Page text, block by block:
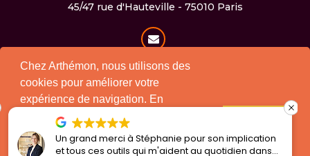
45/47 rue d'Hauteville - 75010 Paris
contact@arthemon.com
01 40 30 25 71
Un grand merci à Stéphanie pour son implication
et tous ces outils qui m'aident au quotidien dans
Chez Arthémon, nous utilisons des
cookies pour améliorer votre
expérience de navigation. En
continuant à utiliser notre site, vous
consentez à l'utilisation des cookies
conformément à notre politique.